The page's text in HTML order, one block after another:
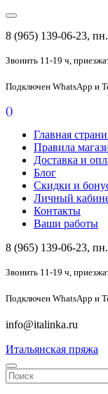
8 (965) 139-06-23,
Звонить 11-19 ч,
Подключен WhatsApp и
()
Главная
Правила
Доставка и
Блог
Скидки и
Личный
Контакты
Ваши работы
8 (965) 139-06-23,
Звонить 11-19 ч,
Подключен WhatsApp и
info@italinka.ru
Итальянская пряжа